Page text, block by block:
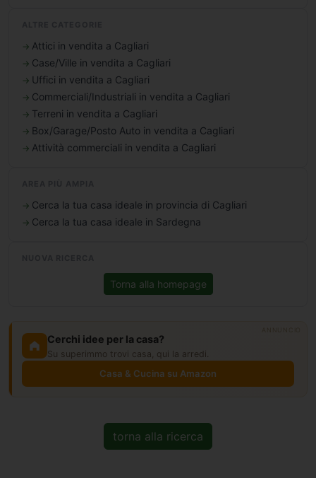
Attici in vendita a Cagliari
Case/Ville in vendita a Cagliari
Uffici in vendita a Cagliari
Commerciali/Industriali in vendita a Cagliari
Terreni in vendita a Cagliari
Box/Garage/Posto Auto in vendita a Cagliari
Attività commerciali in vendita a Cagliari
Cerca la tua casa ideale in provincia di Cagliari
Cerca la tua casa ideale in Sardegna
Torna alla homepage
Cerchi idee per la casa?
Su superimmo trovi casa, qui la arredi.
Casa & Cucina su Amazon
torna alla ricerca